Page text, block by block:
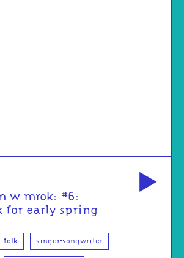
w mrok: #6:
for early spring
folk singer-songwriter